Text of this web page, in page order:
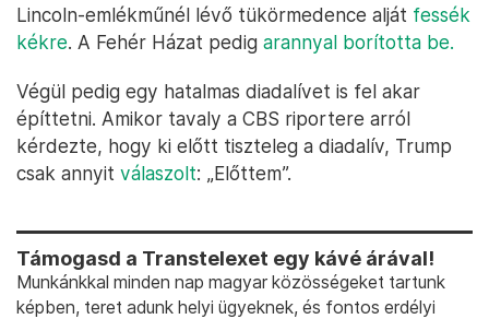
Lincoln-emlékműnél lévő tükörmedence alját fessék
kékre. A Fehér Házat pedig arannyal borította be.
Végül pedig egy hatalmas diadalívet is fel akar
építtetni. Amikor tavaly a CBS riportere arról
kérdezte, hogy ki előtt tiszteleg a diadalív, Trump
csak annyit válaszolt: „Előttem”.
Támogasd a Transtelexet egy kávé árával!
Munkánkkal minden nap magyar közösségeket tartunk
képben, teret adunk helyi ügyeknek, és fontos erdélyi